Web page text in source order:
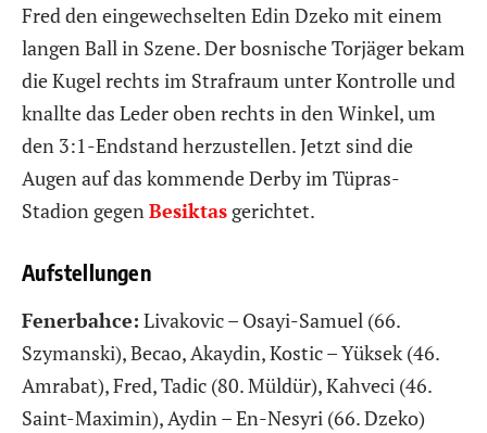
Fred den eingewechselten Edin Dzeko mit einem
langen Ball in Szene. Der bosnische Torjäger bekam
die Kugel rechts im Strafraum unter Kontrolle und
knallte das Leder oben rechts in den Winkel, um
den 3:1-Endstand herzustellen. Jetzt sind die
Augen auf das kommende Derby im Tüpras-
Stadion gegen Besiktas gerichtet.
Aufstellungen
Fenerbahce: Livakovic – Osayi-Samuel (66.
Szymanski), Becao, Akaydin, Kostic – Yüksek (46.
Amrabat), Fred, Tadic (80. Müldür), Kahveci (46.
Saint-Maximin), Aydin – En-Nesyri (66. Dzeko)